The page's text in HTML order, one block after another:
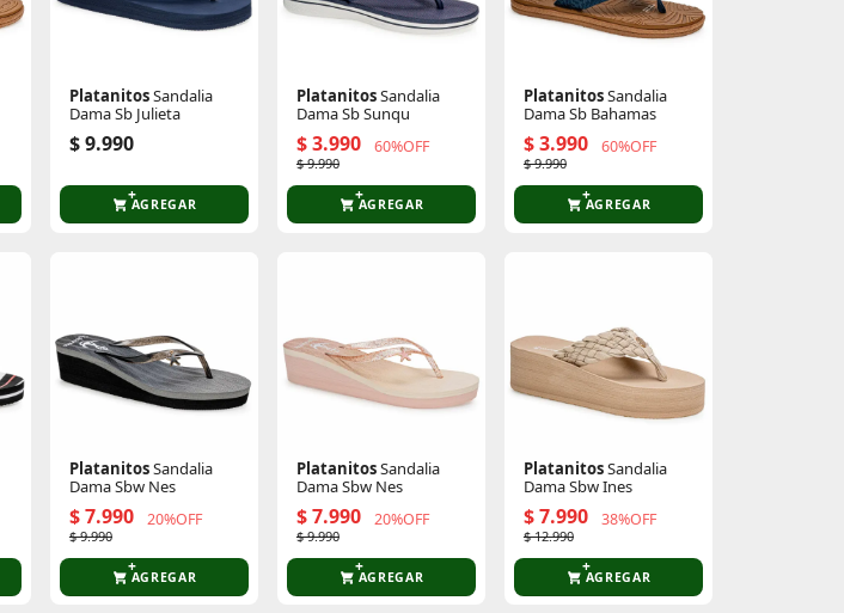
PlatanitosSandalia
Dama Sb Julieta
$ 9.990
AGREGAR
PlatanitosSandalia
Dama Sb Sunqu
$ 3.990 60%OFF
$ 9.990
AGREGAR
PlatanitosSandalia
Dama Sb Bahamas
$ 3.990 60%OFF
$ 9.990
AGREGAR
PlatanitosSandalia
Dama Sbw Nes
$ 7.990 20%OFF
$ 9.990
AGREGAR
PlatanitosSandalia
Dama Sbw Nes
$ 7.990 20%OFF
$ 9.990
AGREGAR
PlatanitosSandalia
Dama Sbw Ines
$ 7.990 38%OFF
$ 12.990
AGREGAR